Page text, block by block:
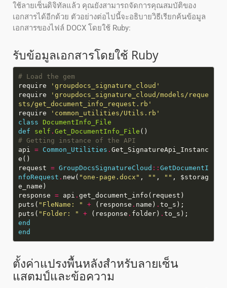
ใช้ลายเซ็นดิจิทัลแล้ว คุณยังสามารถจัดการคุณสมบัติของ
เอกสารได้อีกด้วย ตัวอย่างต่อไปนี้จะอธิบายวิธีเรียกค้นข้อมูล
เอกสารของไฟล์ DOCX โดยใช้ Ruby:
รับข้อมูลเอกสารโดยใช้ Ruby
# Load the gem
require
'groupdocs_signature_cloud'
require
'groupdocs_signature_cloud/models/reque
sts/get_document_info_request.rb'
require
'common_utilities/Utils.rb'
class DocumentInfo_File
def
self . Get_DocumentInfo_File
# Getting instance of the API
api = Common_Utilities . Get_SignatureApi_Instanc
request = GroupDocsSignatureCloud :: GetDocumentI
nfoRequest . new( "one-page.docx" , "" , "" , $storag
response =api .
puts( "FleName: " +(response . name) .
puts( "Folder: " +(response . folder) .
end
end
ตั้งค่าแปรงพื้นหลังสำหรับลายเซ็น
แสตมป์และข้อความ